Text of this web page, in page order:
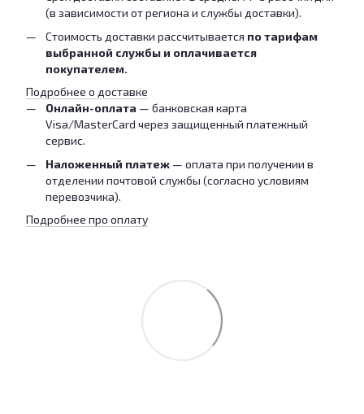
(в зависимости от региона и службы доставки).
Стоимость доставки рассчитывается по тарифам
выбранной службы и оплачивается
покупателем.
Подробнее о доставке
Онлайн-оплата — банковская карта
Visa/MasterCard через защищенный платежный
сервис.
Наложенный платеж — оплата при получении в
отделении почтовой службы (согласно условиям
перевозчика).
Подробнее про оплату